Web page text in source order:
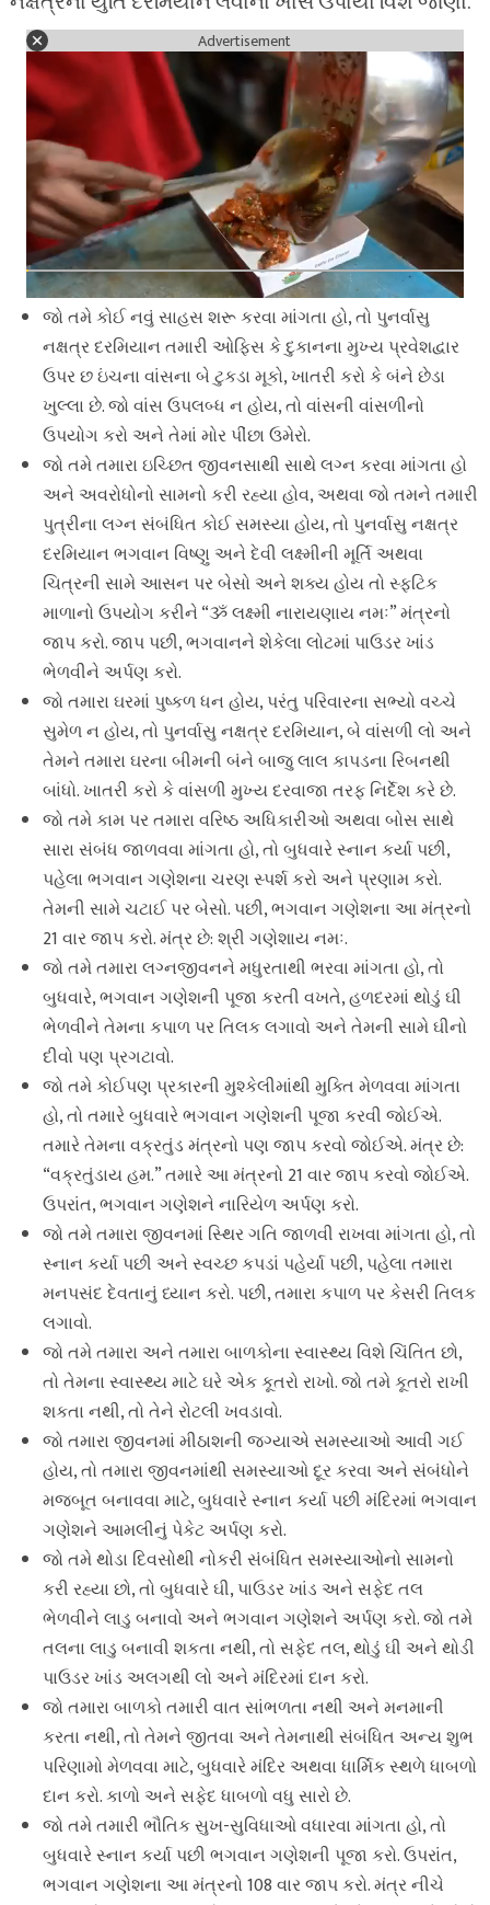
Advertisement
જો તમે કોઈ નવું સાહસ શરૂ કરવા માંગતા હો, તો પુનર્વાસુ
નક્ષત્ર દરમિયાન તમારી ઓફિસ કે દુકાનના મુખ્ય પ્રવેશદ્વાર
ઉપર છ ઇંચના વાંસના બે ટુકડા મૂકો, ખાતરી કરો કે બંને છેડા
ખુલ્લા છે. જો વાંસ ઉપલબ્ધ ન હોય, તો વાંસની વાંસળીનો
ઉપયોગ કરો અને તેમાં મોર પીંછા ઉમેરો.
જો તમે તમારા ઇચ્છિત જીવનસાથી સાથે લગ્ન કરવા માંગતા હો
અને અવરોધોનો સામનો કરી રહ્યા હોવ, અથવા જો તમને તમારી
પુત્રીના લગ્ન સંબંધિત કોઈ સમસ્યા હોય, તો પુનર્વાસુ નક્ષત્ર
દરમિયાન ભગવાન વિષ્ણુ અને દેવી લક્ષ્મીની મૂર્તિ અથવા
ચિત્રની સામે આસન પર બેસો અને શક્ય હોય તો સ્ફટિક
માળાનો ઉપયોગ કરીને “ૐ લક્ષ્મી નારાયણાય નમઃ” મંત્રનો
જાપ કરો. જાપ પછી, ભગવાનને શેકેલા લોટમાં પાઉડર ખાંડ
ભેળવીને અર્પણ કરો.
જો તમારા ઘરમાં પુષ્કળ ધન હોય, પરંતુ પરિવારના સભ્યો વચ્ચે
સુમેળ ન હોય, તો પુનર્વાસુ નક્ષત્ર દરમિયાન, બે વાંસળી લો અને
તેમને તમારા ઘરના બીમની બંને બાજુ લાલ કાપડના રિબનથી
બાંધો. ખાતરી કરો કે વાંસળી મુખ્ય દરવાજા તરફ નિર્દેશ કરે છે.
જો તમે કામ પર તમારા વરિષ્ઠ અધિકારીઓ અથવા બોસ સાથે
સારા સંબંધ જાળવવા માંગતા હો, તો બુધવારે સ્નાન કર્યા પછી,
પહેલા ભગવાન ગણેશના ચરણ સ્પર્શ કરો અને પ્રણામ કરો.
તેમની સામે ચટાઈ પર બેસો. પછી, ભગવાન ગણેશના આ મંત્રનો
21 વાર જાપ કરો. મંત્ર છે: શ્રી ગણેશાય નમઃ.
જો તમે તમારા લગ્નજીવનને મધુરતાથી ભરવા માંગતા હો, તો
બુધવારે, ભગવાન ગણેશની પૂજા કરતી વખતે, હળદરમાં થોડું ઘી
ભેળવીને તેમના કપાળ પર તિલક લગાવો અને તેમની સામે ઘીનો
દીવો પણ પ્રગટાવો.
જો તમે કોઈપણ પ્રકારની મુશ્કેલીમાંથી મુક્તિ મેળવવા માંગતા
હો, તો તમારે બુધવારે ભગવાન ગણેશની પૂજા કરવી જોઈએ.
તમારે તેમના વક્રતુંડ મંત્રનો પણ જાપ કરવો જોઈએ. મંત્ર છે:
“વક્રતુંડાય હમ.” તમારે આ મંત્રનો 21 વાર જાપ કરવો જોઈએ.
ઉપરાંત, ભગવાન ગણેશને નારિયેળ અર્પણ કરો.
જો તમે તમારા જીવનમાં સ્થિર ગતિ જાળવી રાખવા માંગતા હો, તો
સ્નાન કર્યા પછી અને સ્વચ્છ કપડાં પહેર્યા પછી, પહેલા તમારા
મનપસંદ દેવતાનું ધ્યાન કરો. પછી, તમારા કપાળ પર કેસરી તિલક
લગાવો.
જો તમે તમારા અને તમારા બાળકોના સ્વાસ્થ્ય વિશે ચિંતિત છો,
તો તેમના સ્વાસ્થ્ય માટે ઘરે એક કૂતરો રાખો. જો તમે કૂતરો રાખી
શકતા નથી, તો તેને રોટલી ખવડાવો.
જો તમારા જીવનમાં મીઠાશની જગ્યાએ સમસ્યાઓ આવી ગઈ
હોય, તો તમારા જીવનમાંથી સમસ્યાઓ દૂર કરવા અને સંબંધોને
મજબૂત બનાવવા માટે, બુધવારે સ્નાન કર્યા પછી મંદિરમાં ભગવાન
ગણેશને આમલીનું પેકેટ અર્પણ કરો.
જો તમે થોડા દિવસોથી નોકરી સંબંધિત સમસ્યાઓનો સામનો
કરી રહ્યા છો, તો બુધવારે ઘી, પાઉડર ખાંડ અને સફેદ તલ
ભેળવીને લાડુ બનાવો અને ભગવાન ગણેશને અર્પણ કરો. જો તમે
તલના લાડુ બનાવી શકતા નથી, તો સફેદ તલ, થોડું ઘી અને થોડી
પાઉડર ખાંડ અલગથી લો અને મંદિરમાં દાન કરો.
જો તમારા બાળકો તમારી વાત સાંભળતા નથી અને મનમાની
કરતા નથી, તો તેમને જીતવા અને તેમનાથી સંબંધિત અન્ય શુભ
પરિણામો મેળવવા માટે, બુધવારે મંદિર અથવા ધાર્મિક સ્થળે ધાબળો
દાન કરો. કાળો અને સફેદ ધાબળો વધુ સારો છે.
જો તમે તમારી ભૌતિક સુખ-સુવિધાઓ વધારવા માંગતા હો, તો
બુધવારે સ્નાન કર્યા પછી ભગવાન ગણેશની પૂજા કરો. ઉપરાંત,
ભગવાન ગણેશના આ મંત્રનો 108 વાર જાપ કરો. મંત્ર નીચે